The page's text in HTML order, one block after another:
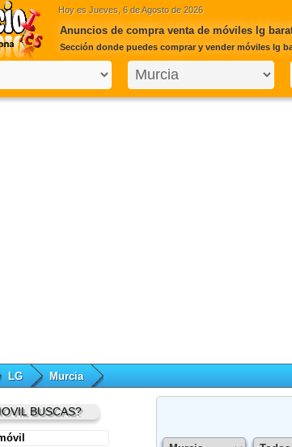
Hoy es Jueves, 6 de Agosto de 2026
Anuncios de compra venta de móviles lg
Sección donde puedes comprar y vender móviles lg
LG Murcia
BUSCAS?